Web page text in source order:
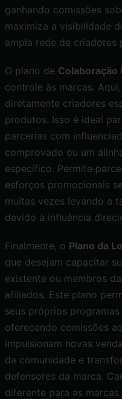
ganhando comissões
maximiza a visibilidade
ampla rede de criadores
O plano de Colaboração
controle às marcas.
diretamente criadores
produtos. Isso é ideal
parcerias com
comprovado ou um
específico. Permite
esforços promocionais
muitas vezes levando a
devido à influência
Finalmente, o Plano da
que desejam capacitar
existente ou membros
afiliados. Este plano
seus próprios
oferecendo comissões
impulsionam novas
da comunidade e
defensores da marca.
diferente para as